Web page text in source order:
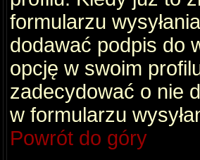
formularzu
dodawać podpis do
opcję w swoim
zadecydować o nie
w formularzu
Powrót do góry